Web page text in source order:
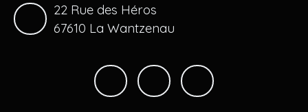
22 Rue des Héros
67610 La Wantzenau